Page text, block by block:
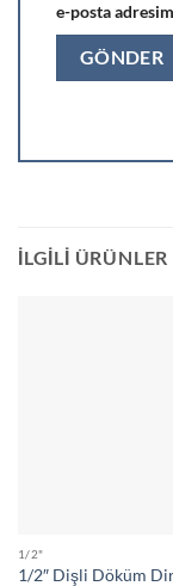
e-posta
İLGILI ÜRÜNLER
1/2"
1/2″ Dişli Döküm